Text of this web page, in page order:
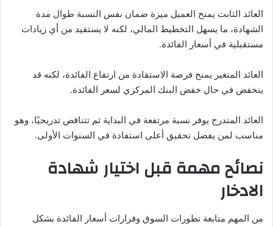
العائد الثابت يمنح العميل ميزة ضمان نفس النسبة طوال مدة
الشهادة، ما يسهل التخطيط المالي، لكنه لا يستفيد من أي زيادات
مستقبلية في أسعار الفائدة.
العائد المتغير يمنح فرصة الاستفادة من ارتفاع الفائدة، لكنه قد
ينخفض في حال خفض البنك المركزي لسعر الفائدة.
العائد المتدرج يوفر نسبة مرتفعة في البداية ثم تتناقص تدريجيًا، وهو
مناسب لمن يفضل تحقيق أعلى استفادة في السنوات الأولى.
نصائح مهمة قبل اختيار شهادة
الادخار
من المهم متابعة تطورات السوق وقرارات أسعار الفائدة بشكل